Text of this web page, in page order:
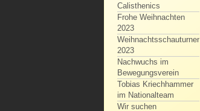
Calisthenics
Frohe Weihnachten
2023
Weihnachtsschauturnen
2023
Nachwuchs im
Bewegungsverein
Tobias Kriechhammer
im Nationalteam
Wir suchen